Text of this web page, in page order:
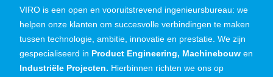
VIRO is een open en vooruitstrevend ingenieursbureau: we
helpen onze klanten om succesvolle verbindingen te maken
tussen technologie, ambitie, innovatie en prestatie. We zijn
gespecialiseerd in Product Engineering, Machinebouw en
Industriële Projecten. Hierbinnen richten we ons op